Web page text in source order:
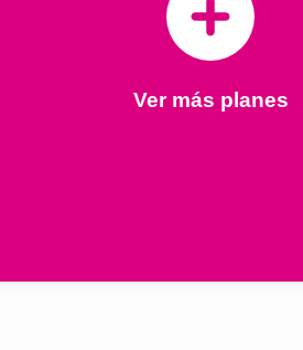
Ver más planes